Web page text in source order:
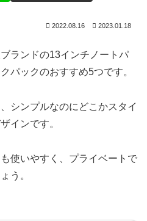
2022.08.16 2023.01.18
ランドの13インチノートパ
パックのおすすめ5つです。
シンプルなのにどこかスタイ
インです。
使いやすく、プライベートで
う。